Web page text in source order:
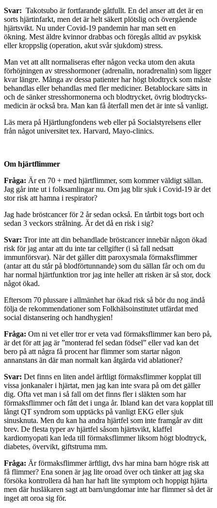
Svar: Takotsubo är fortfarande gåtfullt. En del anser att det är en
sorts hjärtinfarkt, men det är helt säkert plötslig och övergående
hjärtsvikt. Nu under Covid-19 pandemin har man sett en
ökning. Mest äldre kvinnor drabbas och föregås alltid av psykisk
eller kroppslig (operation, akut svår sjukdom) stress.
Man vet att allt normaliseras efter någon vecka utom den akuta
förhöjningen av stresshormoner (adrenalin, noradrenalin) som ligger
kvar längre. Många av dessa patienter har högt blodtryck som måste
behandlas eller behandlas med fler mediciner. Betablockare sätts in
och de sänker stresshormonerna och blodtrycket, övrig blodtrycks-
medicin är också bra. Man kan få återfall men det är inte så vanligt.
Läs mera på Hjärtlungfondens web eller på Socialstyrelsens eller
från något universitet tex. Harvard, Mayo-clinics.
Om hjärtflimmer
Fråga: Är en 70 + med hjärtflimmer, som kommer väldigt sällan.
Jag går inte ut i folksamlingar nu. Om jag blir sjuk i Covid-19 är det
stor risk att hamna i respirator?
Jag hade bröstcancer för 2 år sedan också. En tårtbit togs bort och
sedan 3 veckors strålning. Är det då en risk i sig?
Svar: Tror inte att din behandlade bröstcancer innebär någon ökad
risk för jag antar att du inte tar cellgifter (i så fall nedsatt
immunförsvar). När det gäller ditt paroxysmala förmaksflimmer
(antar att du står på blodförtunnande) som du sällan får och om du
har normal hjärtfunktion tror jag inte heller att risken är så stor, dock
något ökad.
Eftersom 70 plussare i allmänhet har ökad risk så bör du nog ändå
följa de rekommendationer som Folkhälsoinstitutet utfärdat med
social distansering och handhygien!
Fråga: Om ni vet eller tror er veta vad förmaksflimmer kan bero på,
är det för att jag är ”monterad fel sedan födsel” eller vad kan det
bero på att några få procent har flimmer som startar någon
annanstans än där man normalt kan åtgärda vid ablationer?
Svar: Det finns en liten andel ärftligt förmaksflimmer kopplat till
vissa jonkanaler i hjärtat, men jag kan inte svara på om det gäller
dig. Ofta vet man i så fall om det finns fler i släkten som har
förmaksflimmer och fått det i unga år. Ibland kan det vara kopplat till
långt QT syndrom som upptäcks på vanligt EKG eller sjuk
sinusknuta. Men du kan ha andra hjärtfel som inte framgår av ditt
brev. De flesta typer av hjärtfel såsom hjärtsvikt, klaffel
kardiomyopati kan leda till förmaksflimmer liksom högt blodtryck,
diabetes, övervikt, giftstruma mm.
Fråga: Är förmaksflimmer ärftligt, dvs har mina barn högre risk att
få flimmer? Ena sonen är jag lite oroad över och tänker att jag ska
försöka kontrollera då han har haft lite symptom och hoppigt hjärta
men där husläkaren sagt att barn/ungdomar inte har flimmer så det är
inget att oroa sig för.